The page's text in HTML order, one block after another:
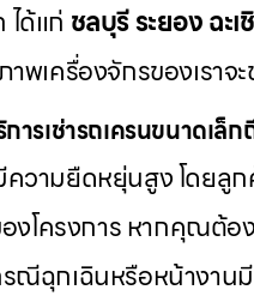
ด้แก่ ชลบุรี ระยอง ฉะ
าพเครื่องจักรของเร
ารเช่ารถเครนขนาดเ
วามยืดหยุ่นสูง โดยลูก
โครงการ หากคุณต้อ
ฉุกเฉินหรือหน้างาน